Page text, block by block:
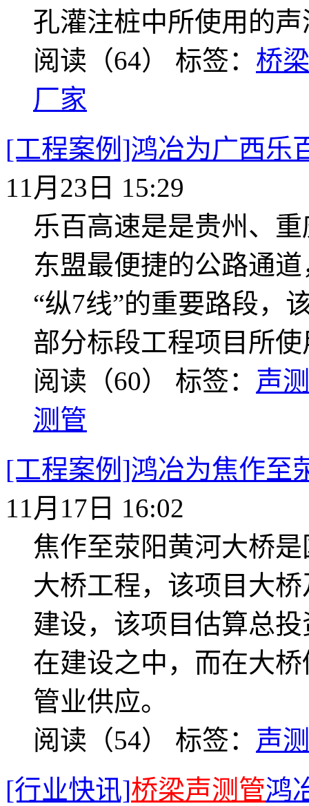
孔灌注桩中所使用的
阅读（64） 标签： 桥
厂家
[工程案例]鸿冶为广西乐
11月23日 15:29
乐百高速是是贵州、
东盟最便捷的公路通
“纵7线”的重要路段，
部分标段工程项目所
阅读（60） 标签： 声
测管
[工程案例]鸿冶为焦作至
11月17日 16:02
焦作至荥阳黄河大桥
大桥工程，该项目大
建设，该项目估算总
在建设之中，而在大
管业供应。
阅读（54） 标签： 声
[行业快讯]桥梁声测管鸿